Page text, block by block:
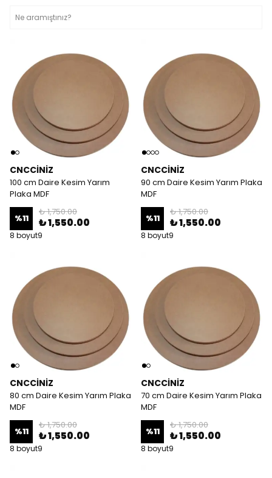
CNCCİNİZ
100 cm Daire Kesim Yarım
Plaka MDF
%11
₺ 1,750.00
₺ 1,550.00
8 boyut9
CNCCİNİZ
90 cm Daire Kesim Yarım Plaka
MDF
%11
₺ 1,750.00
₺ 1,550.00
8 boyut9
CNCCİNİZ
80 cm Daire Kesim Yarım Plaka
MDF
%11
₺ 1,750.00
₺ 1,550.00
8 boyut9
CNCCİNİZ
70 cm Daire Kesim Yarım Plaka
MDF
%11
₺ 1,750.00
₺ 1,550.00
8 boyut9